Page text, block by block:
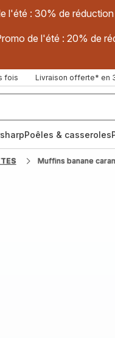
l'été : 30% de
de l'été : 20% de
fois Livraison offerte* en
Poêles & casseroles
Muffins banane